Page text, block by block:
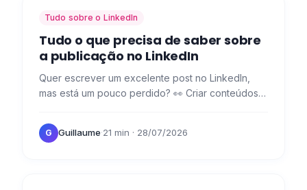
Tudo sobre o LinkedIn
Tudo o que precisa de saber sobre
a publicação no LinkedIn
Quer escrever um excelente post no LinkedIn,
mas está um pouco perdido? 👀 Criar conteúdos
sobretudo no que…
G Guillaume·21 min · 28/07/2026